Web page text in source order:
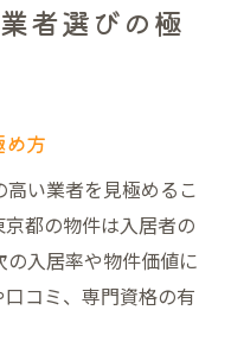
者選びの極
方
い業者を見極めるこ
都の物件は入居者の
入居率や物件価値に
コミ、専門資格の有